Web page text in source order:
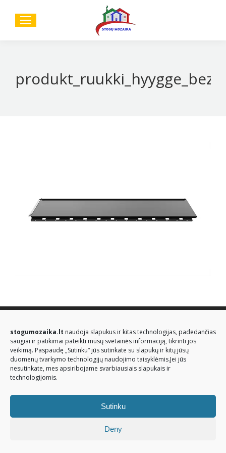
stogumozaika.lt naudoja slapukus ir kitas technologijas, padedančias
saugiai ir patikimai pateikti mūsų svetainės informaciją, tikrinti jos
veikimą. Paspaudę „Sutinku“ jūs sutinkate su slapukų ir kitų jūsų
duomenų tvarkymo technologijų naudojimo taisyklėmis.Jei jūs
nesutinkate, mes apsiribojame svarbiausiais slapukais ir
technologijomis.
Sutinku
Deny